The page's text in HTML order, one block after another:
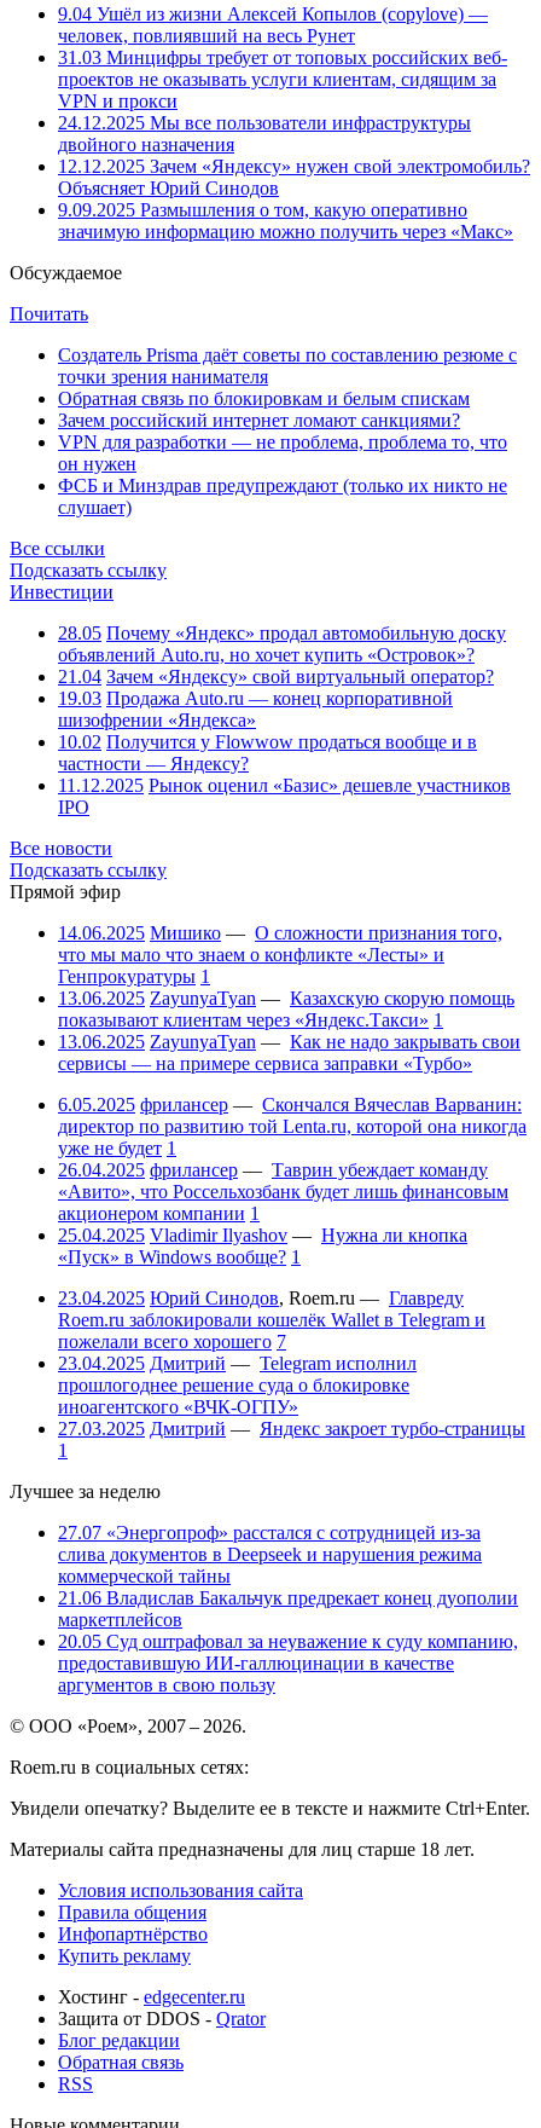
9.04 Ушёл из жизни Алексей Копылов (copylove) —
человек, повлиявший на весь Рунет
31.03 Минцифры требует от топовых российских веб-
проектов не оказывать услуги клиентам, сидящим за
VPN и прокси
24.12.2025 Мы все пользователи инфраструктуры
двойного назначения
12.12.2025 Зачем «Яндексу» нужен свой электромобиль?
Объясняет Юрий Синодов
9.09.2025 Размышления о том, какую оперативно
значимую информацию можно получить через «Макс»
Обсуждаемое
Почитать
Создатель Prisma даёт советы по составлению резюме с
точки зрения нанимателя
Обратная связь по блокировкам и белым спискам
Зачем российский интернет ломают санкциями?
VPN для разработки — не проблема, проблема то, что
он нужен
ФСБ и Минздрав предупреждают (только их никто не
слушает)
Все ссылки
Подсказать ссылку
Инвестиции
28.05 Почему «Яндекс» продал автомобильную доску
объявлений Auto.ru, но хочет купить «Островок»?
21.04 Зачем «Яндексу» свой виртуальный оператор?
19.03 Продажа Auto.ru — конец корпоративной
шизофрении «Яндекса»
10.02 Получится у Flowwow продаться вообще и в
частности — Яндексу?
11.12.2025 Рынок оценил «Базис» дешевле участников
IPO
Все новости
Подсказать ссылку
Прямой эфир
14.06.2025 Мишико — О сложности признания того,
что мы мало что знаем о конфликте «Лесты» и
Генпрокуратуры 1
13.06.2025 ZayunyaTyan — Казахскую скорую помощь
показывают клиентам через «Яндекс.Такси» 1
13.06.2025 ZayunyaTyan — Как не надо закрывать свои
сервисы — на примере сервиса заправки «Турбо»
6.05.2025 фрилансер — Скончался Вячеслав Варванин:
директор по развитию той Lenta.ru, которой она никогда
уже не будет 1
26.04.2025 фрилансер — Таврин убеждает команду
«Авито», что Россельхозбанк будет лишь финансовым
акционером компании 1
25.04.2025 Vladimir Ilyashov — Нужна ли кнопка
«Пуск» в Windows вообще? 1
23.04.2025 Юрий Синодов, Roem.ru — Главреду
Roem.ru заблокировали кошелёк Wallet в Telegram и
пожелали всего хорошего 7
23.04.2025 Дмитрий — Telegram исполнил
прошлогоднее решение суда о блокировке
иноагентского «ВЧК-ОГПУ»
27.03.2025 Дмитрий — Яндекс закроет турбо-страницы
1
Лучшее за неделю
27.07 «Энергопроф» расстался с сотрудницей из-за
слива документов в Deepseek и нарушения режима
коммерческой тайны
21.06 Владислав Бакальчук предрекает конец дуополии
маркетплейсов
20.05 Суд оштрафовал за неуважение к суду компанию,
предоставившую ИИ-галлюцинации в качестве
аргументов в свою пользу
© ООО «Роем», 2007 – 2026.
Roem.ru в социальных сетях:
Увидели опечатку? Выделите ее в тексте и нажмите Ctrl+Enter.
Материалы сайта предназначены для лиц старше 18 лет.
Условия использования сайта
Правила общения
Инфопартнёрство
Купить рекламу
Хостинг - edgecenter.ru
Защита от DDOS - Qrator
Блог редакции
Обратная связь
RSS